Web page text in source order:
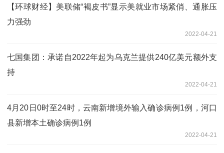
【环球财经】美联储“褐皮书”显示美就业市场紧俏、通胀压
力强劲
2022-04-21
七国集团：承诺自2022年起为乌克兰提供240亿美元额外支
持
2022-04-21
4月20日0时至24时，云南新增境外输入确诊病例1例，河口
县新增本土确诊病例1例
2022-04-21